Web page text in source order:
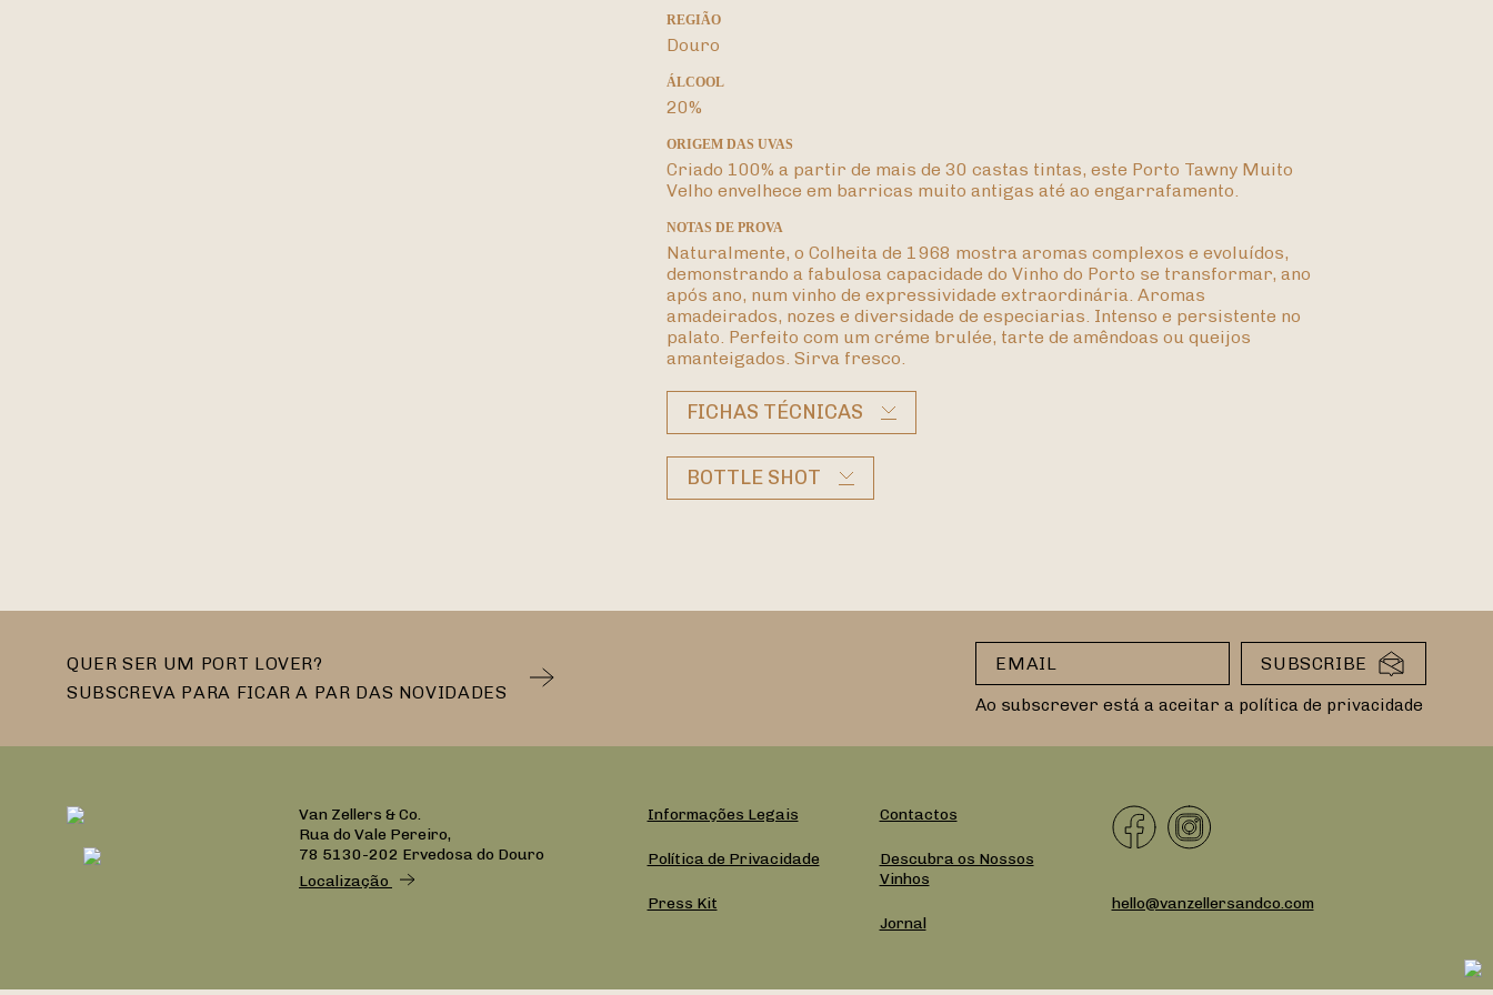
REGIÃO
Douro
ÁLCOOL
20%
ORIGEM DAS UVAS
Criado 100% a partir de mais de 30 castas tintas, este Porto Tawny Muito
Velho envelhece em barricas muito antigas até ao engarrafamento.
NOTAS DE PROVA
Naturalmente, o Colheita de 1968 mostra aromas complexos e evoluídos,
demonstrando a fabulosa capacidade do Vinho do Porto se transformar, ano
após ano, num vinho de expressividade extraordinária. Aromas
amadeirados, nozes e diversidade de especiarias. Intenso e persistente no
palato. Perfeito com um créme brulée, tarte de amêndoas ou queijos
amanteigados. Sirva fresco.
FICHAS TÉCNICAS
BOTTLE SHOT
QUER SER UM PORT LOVER?
SUBSCREVA PARA FICAR A PAR DAS NOVIDADES
Ao subscrever está a aceitar a política de privacidade
Van Zellers & Co.
Rua do Vale Pereiro,
78 5130-202 Ervedosa do Douro
Localização
Informações Legais
Política de Privacidade
Press Kit
Contactos
Descubra os Nossos
Vinhos
Jornal
hello@vanzellersandco.com